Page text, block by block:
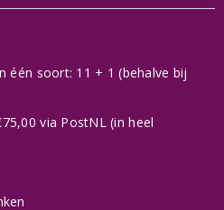
één soort: 11 + 1 (behalve bij
via PostNL (in heel